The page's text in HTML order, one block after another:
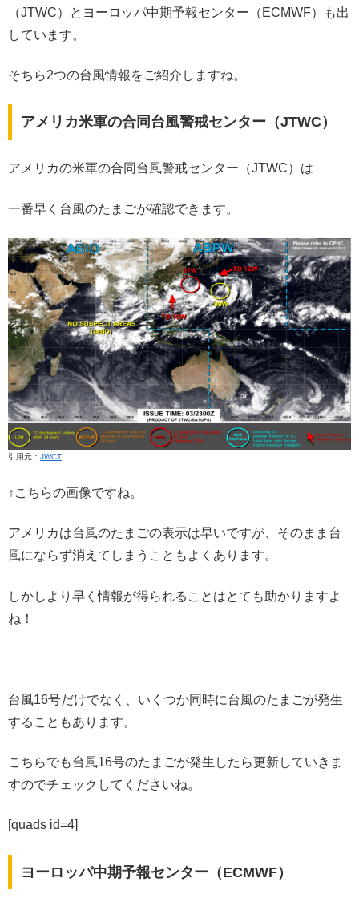
（JTWC）とヨーロッパ中期予報センター（ECMWF）も出
しています。
そちら2つの台風情報をご紹介しますね。
アメリカ米軍の合同台風警戒センター（JTWC）
アメリカの米軍の合同台風警戒センター（JTWC）は
一番早く台風のたまごが確認できます。
引用元： JWCT
↑こちらの画像ですね。
アメリカは台風のたまごの表示は早いですが、そのまま台
風にならず消えてしまうこともよくあります。
しかしより早く情報が得られることはとても助かりますよ
ね！
台風16号だけでなく、いくつか同時に台風のたまごが発生
することもあります。
こちらでも台風16号のたまごが発生したら更新していきま
すのでチェックしてくださいね。
[quads id=4]
ヨーロッパ中期予報センター（ECMWF）